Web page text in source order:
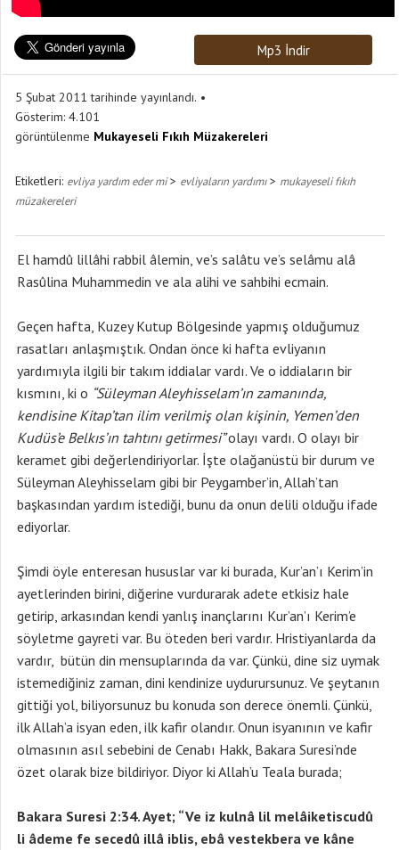
Mp3 İndir
5 Şubat 2011 tarihinde yayınlandı.
Gösterim: 4.101
görüntülenme Mukayeseli Fıkıh Müzakereleri
Etiketleri: evliya yardım eder mi> evliyaların yardımı> mukayeseli fıkıh
müzakereleri
El hamdû lillâhi rabbil âlemin, ve’s salâtu ve’s selâmu alâ
Rasûlina Muhammedin ve ala alihi ve sahbihi ecmain.
Geçen hafta, Kuzey Kutup Bölgesinde yapmış olduğumuz
rasatları anlaşmıştık. Ondan önce ki hafta evliyanın
yardımıyla ilgili bir takım iddialar vardı. Ve o iddiaların bir
kısmını, ki o “Süleyman Aleyhisselam’ın zamanında,
kendisine Kitap’tan ilim verilmiş olan kişinin, Yemen’den
Kudüs’e Belkıs’ın tahtını getirmesi”olayı vardı. O olayı bir
keramet gibi değerlendiriyorlar. İşte olağanüstü bir durum ve
Süleyman Aleyhisselam gibi bir Peygamber’in, Allah’tan
başkasından yardım istediği, bunu da onun delili olduğu ifade
ediyorlar.
Şimdi öyle enteresan hususlar var ki burada, Kur’an’ı Kerim’in
ayetlerinden birini, diğerine vurdurarak adete etkisiz hale
getirip, arkasından kendi yanlış inançlarını Kur’an’ı Kerim’e
söyletme gayreti var. Bu öteden beri vardır. Hristiyanlarda da
vardır, bütün din mensuplarında da var. Çünkü, dine siz uymak
istemediğiniz zaman, dini kendinize uydurursunuz. Ve şeytanın
gittiği yol, biliyorsunuz bu konuda son derece önemli. Çünkü,
ilk Allah’a isyan eden, ilk kafir olandır. Onun isyanının ve kafir
olmasının asıl sebebini de Cenabı Hakk, Bakara Suresi’nde
özet olarak bize bildiriyor. Diyor ki Allah’u Teala burada;
Bakara Suresi 2:34. Ayet; “Ve iz kulnâ lil melâiketiscudû
li âdeme fe secedû illâ iblis, ebâ vestekbera ve kâne